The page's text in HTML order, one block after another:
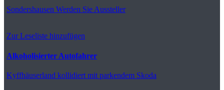
Sondershausen Werden Sie Aussteller
Zur Leseliste hinzufügen
Alkoholisierter Autofahrer
Kyffhäuserland kollidiert mit parkendem Skoda